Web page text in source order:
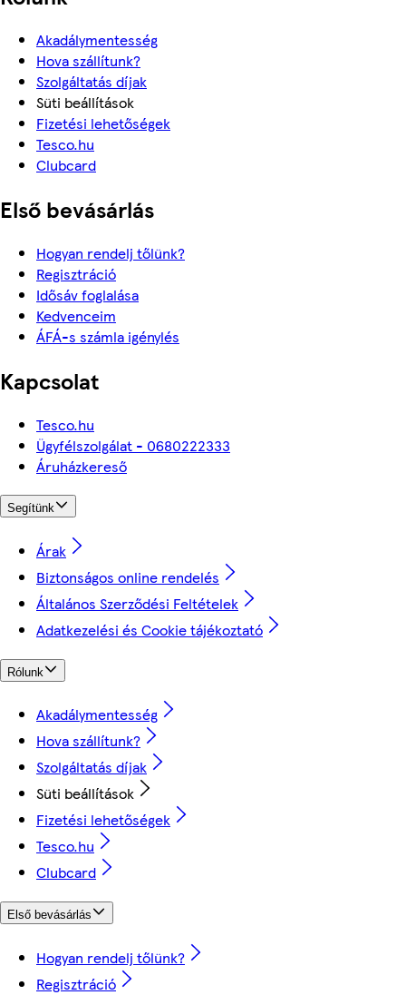
Akadálymentesség
Hova szállítunk?
Szolgáltatás díjak
Süti beállítások
Fizetési lehetőségek
Tesco.hu
Clubcard
Első bevásárlás
Hogyan rendelj tőlünk?
Regisztráció
Idősáv foglalása
Kedvenceim
ÁFÁ-s számla igénylés
Kapcsolat
Tesco.hu
Ügyfélszolgálat - 0680222333
Áruházkereső
Segítünk
Árak
Biztonságos online rendelés
Általános Szerződési Feltételek
Adatkezelési és Cookie tájékoztató
Rólunk
Akadálymentesség
Hova szállítunk?
Szolgáltatás díjak
Süti beállítások
Fizetési lehetőségek
Tesco.hu
Clubcard
Első bevásárlás
Hogyan rendelj tőlünk?
Regisztráció